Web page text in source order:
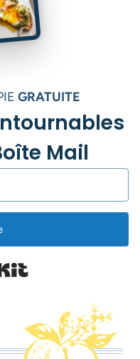
GRATUITE
Mail
Built with Kit